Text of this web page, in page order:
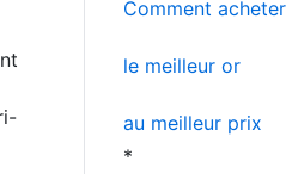
Comment acheter
le meilleur or
au meilleur prix
*